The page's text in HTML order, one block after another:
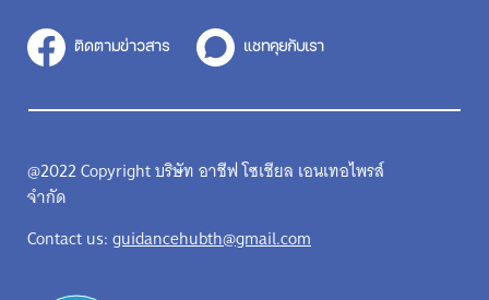
ติดตามข่าวสาร แชทคุยกับเรา
@2022 Copyright บริษัท อาชีฟ โซเชียล เอนเทอไพรส์
จำกัด
Contact us:guidancehubth@gmail.com